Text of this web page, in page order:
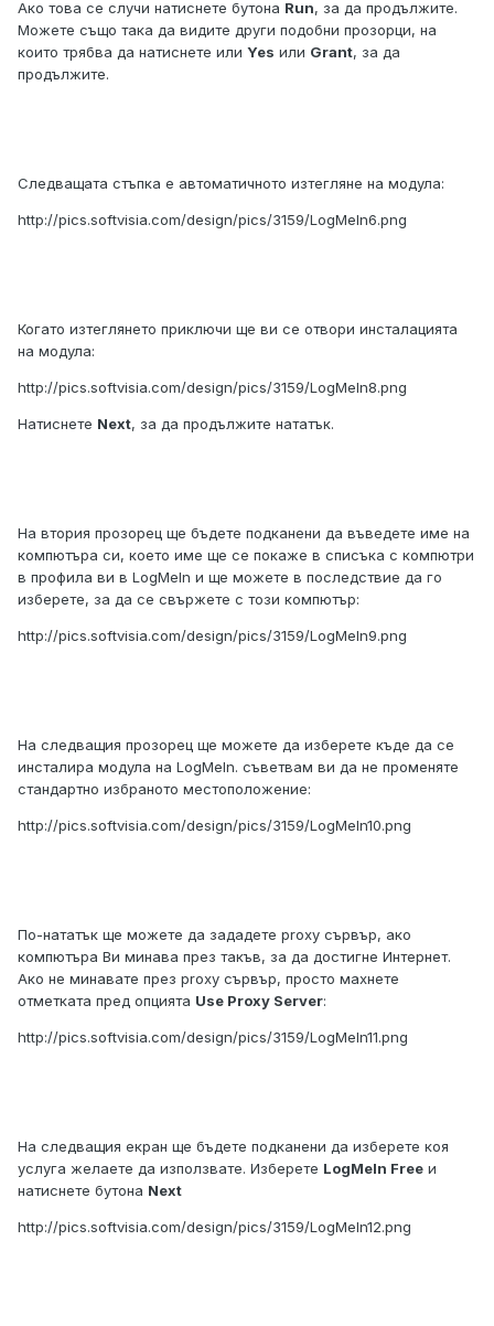
Ако това се случи натиснете бутона Run, за да продължите.
Можете също така да видите други подобни прозорци, на
които трябва да натиснете или Yes или Grant, за да
продължите.
Следващата стъпка е автоматичното изтегляне на модула:
http://pics.softvisia.com/design/pics/3159/LogMeIn6.png
Когато изтеглянето приключи ще ви се отвори инсталацията
на модула:
http://pics.softvisia.com/design/pics/3159/LogMeIn8.png
Натиснете Next, за да продължите нататък.
На втория прозорец ще бъдете подканени да въведете име на
компютъра си, което име ще се покаже в списъка с компютри
в профила ви в LogMeIn и ще можете в последствие да го
изберете, за да се свържете с този компютър:
http://pics.softvisia.com/design/pics/3159/LogMeIn9.png
На следващия прозорец ще можете да изберете къде да се
инсталира модула на LogMeIn. съветвам ви да не променяте
стандартно избраното местоположение:
http://pics.softvisia.com/design/pics/3159/LogMeIn10.png
По-нататък ще можете да зададете proxy сървър, ако
компютъра Ви минава през такъв, за да достигне Интернет.
Ако не минавате през proxy сървър, просто махнете
отметката пред опцията Use Proxy Server:
http://pics.softvisia.com/design/pics/3159/LogMeIn11.png
На следващия екран ще бъдете подканени да изберете коя
услуга желаете да използвате. Изберете LogMeIn Free и
натиснете бутона Next
http://pics.softvisia.com/design/pics/3159/LogMeIn12.png